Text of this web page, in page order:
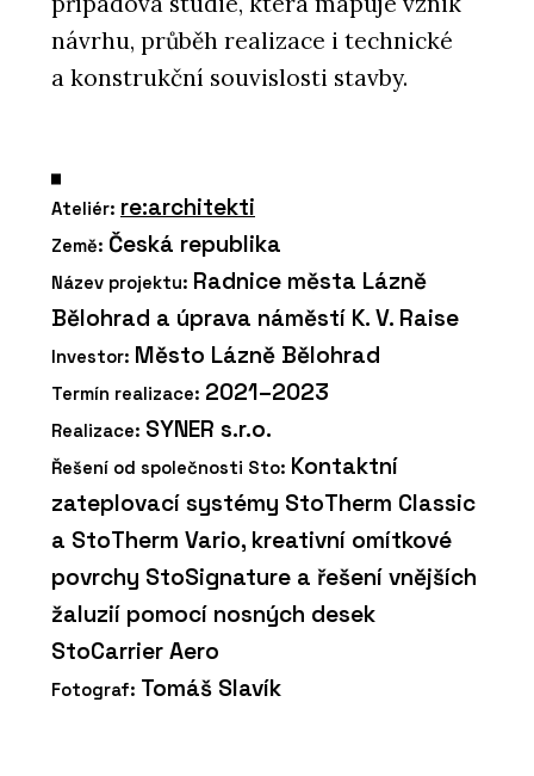
návrhu, průběh realizace i technické
a konstrukční souvislosti stavby.
Ateliér: re:architekti
Země: Česká republika
Název projektu: Radnice města Lázně
Bělohrad a úprava náměstí K. V. Raise
Investor: Město Lázně Bělohrad
Termín realizace: 2021–2023
Realizace: SYNER s.r.o.
Řešení od společnosti Sto: Kontaktní
zateplovací systémy StoTherm Classic
a StoTherm Vario, kreativní omítkové
povrchy StoSignature a řešení vnějších
žaluzií pomocí nosných desek
StoCarrier Aero
Fotograf: Tomáš Slavík